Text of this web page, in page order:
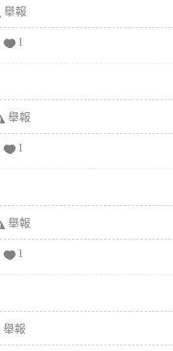
舉報
1
舉報
1
舉報
1
舉報